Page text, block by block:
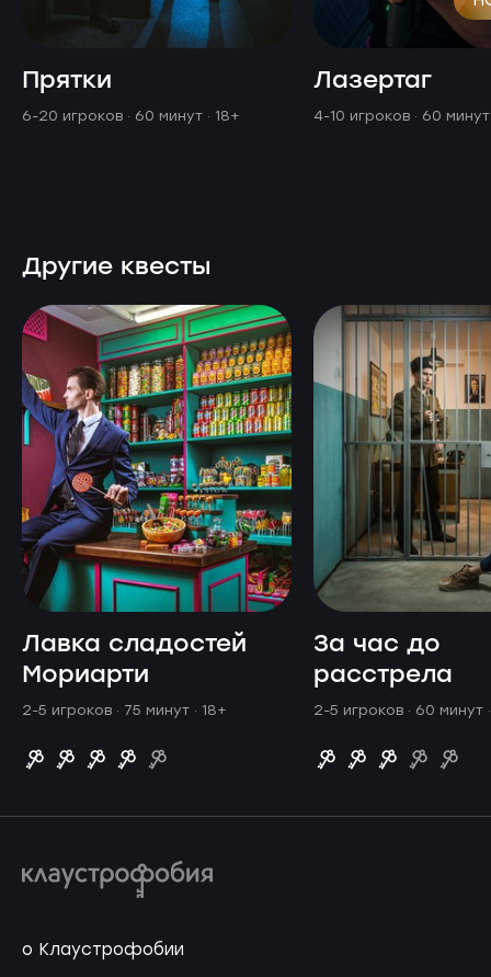
Прятки
6-20 игроков · 60 минут · 18+
Лазертаг
4-10 игроков · 60
Другие квесты
Лавка сладостей
Мориарти
2-5 игроков · 75 минут · 18+
За час до
расстрела
2-5 игроков · 60 минут
о Клаустрофобии